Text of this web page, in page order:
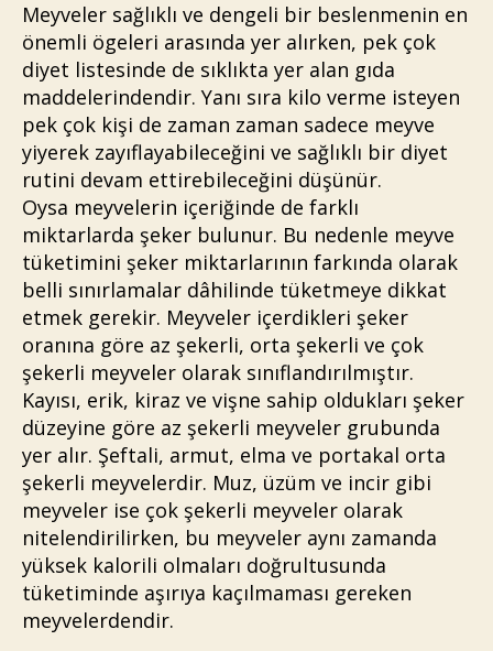
Meyveler sağlıklı ve dengeli bir beslenmenin en
önemli ögeleri arasında yer alırken, pek çok
diyet listesinde de sıklıkta yer alan gıda
maddelerindendir. Yanı sıra kilo verme isteyen
pek çok kişi de zaman zaman sadece meyve
yiyerek zayıflayabileceğini ve sağlıklı bir diyet
rutini devam ettirebileceğini düşünür.
Oysa meyvelerin içeriğinde de farklı
miktarlarda şeker bulunur. Bu nedenle meyve
tüketimini şeker miktarlarının farkında olarak
belli sınırlamalar dâhilinde tüketmeye dikkat
etmek gerekir. Meyveler içerdikleri şeker
oranına göre az şekerli, orta şekerli ve çok
şekerli meyveler olarak sınıflandırılmıştır.
Kayısı, erik, kiraz ve vişne sahip oldukları şeker
düzeyine göre az şekerli meyveler grubunda
yer alır. Şeftali, armut, elma ve portakal orta
şekerli meyvelerdir. Muz, üzüm ve incir gibi
meyveler ise çok şekerli meyveler olarak
nitelendirilirken, bu meyveler aynı zamanda
yüksek kalorili olmaları doğrultusunda
tüketiminde aşırıya kaçılmaması gereken
meyvelerdendir.